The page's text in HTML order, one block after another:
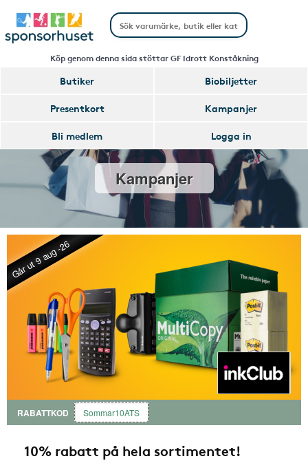
Köp genom denna sida stöttar GF Idrott Konståkning
Butiker
Biobiljetter
Presentkort
Kampanjer
Bli medlem
Logga in
Kampanjer
Går ut 9 aug -26
RABATTKOD Sommar10ATS
10% rabatt på hela sortimentet!